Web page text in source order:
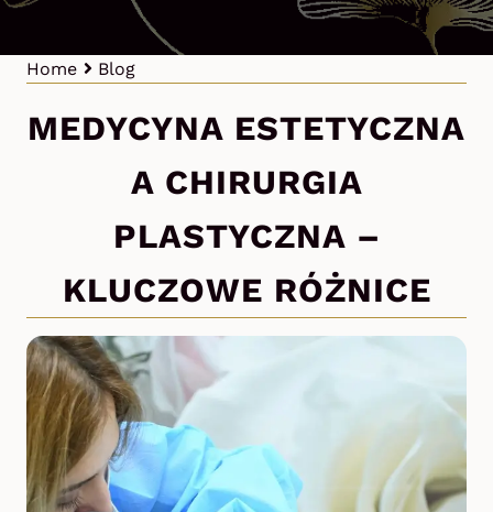
Home Blog
MEDYCYNA ESTETYCZNA
A CHIRURGIA
PLASTYCZNA –
KLUCZOWE RÓŻNICE